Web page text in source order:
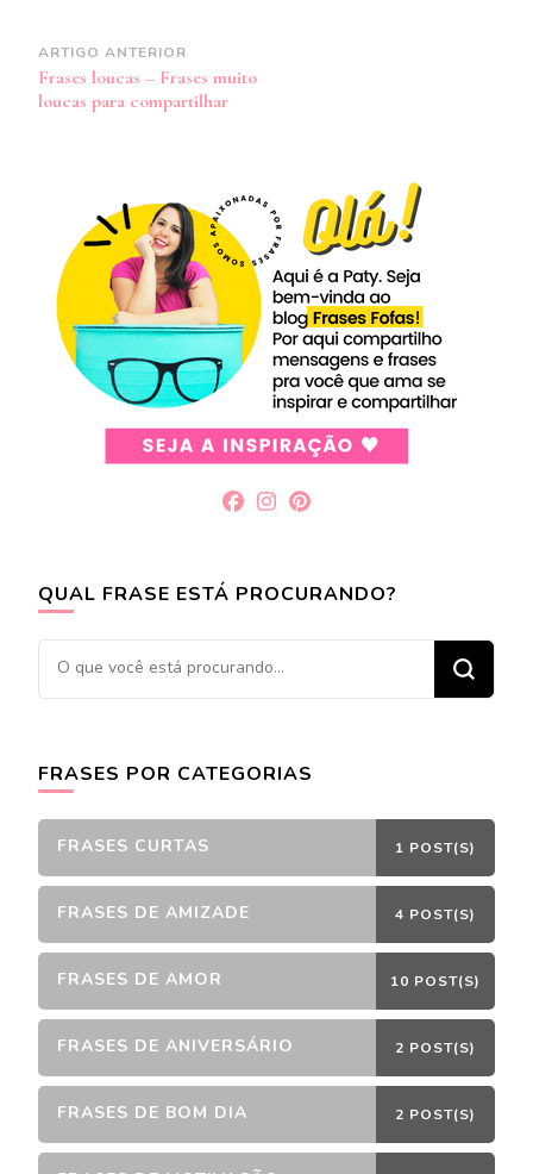
Navegação
de
post
ARTIGO ANTERIOR
Frases loucas – Frases muito
loucas para compartilhar
QUAL FRASE ESTÁ PROCURANDO?
Procurando
algo?
FRASES POR CATEGORIAS
FRASES CURTAS 1 POST(S)
FRASES DE AMIZADE 4 POST(S)
FRASES DE AMOR 10 POST(S)
FRASES DE ANIVERSÁRIO 2 POST(S)
FRASES DE BOM DIA 2 POST(S)